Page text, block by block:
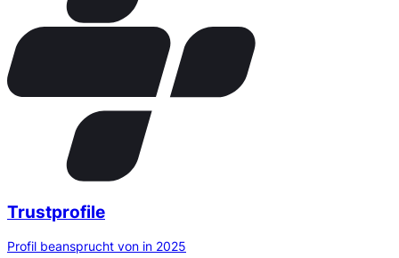
Trustprofile
Profil beansprucht von in 2025